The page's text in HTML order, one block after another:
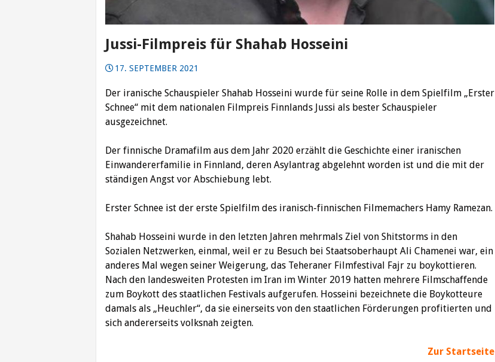
Jussi-Filmpreis für Shahab Hosseini
17. SEPTEMBER 2021
Der iranische Schauspieler Shahab Hosseini wurde für seine Rolle in dem Spielfilm „Erster
Schnee“ mit dem nationalen Filmpreis Finnlands Jussi als bester Schauspieler
ausgezeichnet.
Der finnische Dramafilm aus dem Jahr 2020 erzählt die Geschichte einer iranischen
Einwandererfamilie in Finnland, deren Asylantrag abgelehnt worden ist und die mit der
ständigen Angst vor Abschiebung lebt.
Erster Schnee ist der erste Spielfilm des iranisch-finnischen Filmemachers Hamy Ramezan.
Shahab Hosseini wurde in den letzten Jahren mehrmals Ziel von Shitstorms in den
Sozialen Netzwerken, einmal, weil er zu Besuch bei Staatsoberhaupt Ali Chamenei war, ein
anderes Mal wegen seiner Weigerung, das Teheraner Filmfestival Fajr zu boykottieren.
Nach den landesweiten Protesten im Iran im Winter 2019 hatten mehrere Filmschaffende
zum Boykott des staatlichen Festivals aufgerufen. Hosseini bezeichnete die Boykotteure
damals als „Heuchler“, da sie einerseits von den staatlichen Förderungen profitierten und
sich andererseits volksnah zeigten.
Zur Startseite